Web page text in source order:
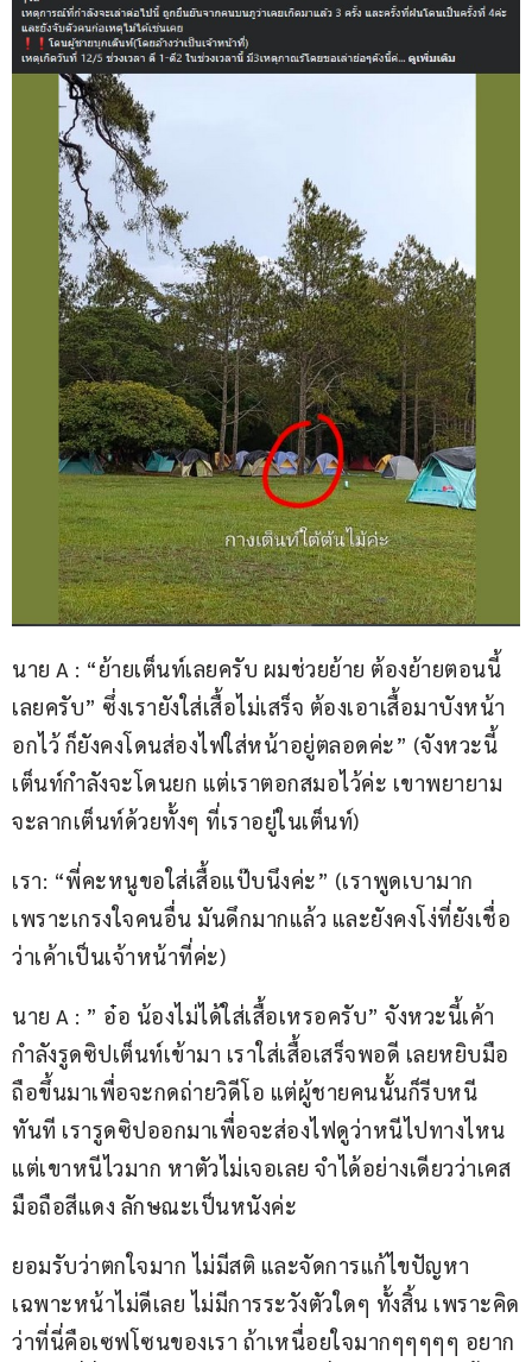
นาย A : “ย้ายเต็นท์เลยครับ ผมช่วยย้าย ต้องย้ายตอนนี้
เลยครับ” ซึ่งเรายังใส่เสื้อไม่เสร็จ ต้องเอาเสื้อมาบังหน้า
อกไว้ ก็ยังคงโดนส่องไฟใส่หน้าอยู่ตลอดค่ะ” (จังหวะนี้
เต็นท์กำลังจะโดนยก แต่เราตอกสมอไว้ค่ะ เขาพยายาม
จะลากเต็นท์ด้วยทั้งๆ ที่เราอยู่ในเต็นท์)
เรา: “พี่คะหนูขอใส่เสื้อแป๊บนึงค่ะ” (เราพูดเบามาก
เพราะเกรงใจคนอื่น มันดึกมากแล้ว และยังคงโง่ที่ยังเชื่อ
ว่าเค้าเป็นเจ้าหน้าที่ค่ะ)
นาย A : ” อ๋อ น้องไม่ได้ใส่เสื้อเหรอครับ” จังหวะนี้เค้า
กำลังรูดซิปเต็นท์เข้ามา เราใส่เสื้อเสร็จพอดี เลยหยิบมือ
ถือขึ้นมาเพื่อจะกดถ่ายวิดีโอ แต่ผู้ชายคนนั้นก็รีบหนี
ทันที เรารูดซิปออกมาเพื่อจะส่องไฟดูว่าหนีไปทางไหน
แต่เขาหนีไวมาก หาตัวไม่เจอเลย จำได้อย่างเดียวว่าเคส
มือถือสีแดง ลักษณะเป็นหนังค่ะ
ยอมรับว่าตกใจมาก ไม่มีสติ และจัดการแก้ไขปัญหา
เฉพาะหน้าไม่ดีเลย ไม่มีการระวังตัวใดๆ ทั้งสิ้น เพราะคิด
ว่าที่นี่คือเซฟโซนของเรา ถ้าเหนื่อยใจมากๆๆๆๆๆ อยาก